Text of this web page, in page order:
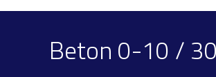
Beton 0-10 /